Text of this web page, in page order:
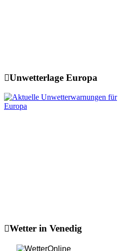
Unwetterlage Europa
Wetter in Venedig